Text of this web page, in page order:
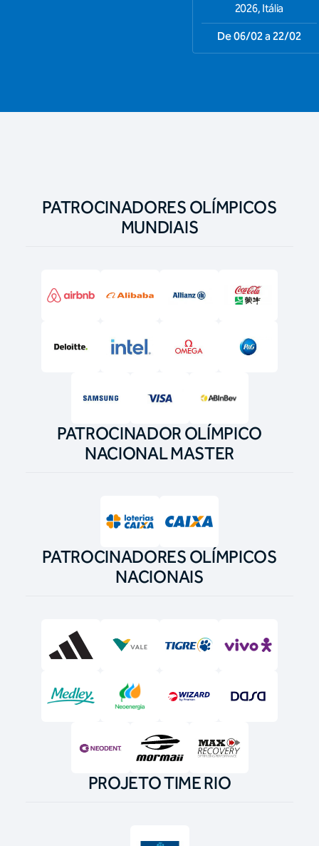
2026, Itália
De 06/02 a 22/02
PATROCINADORES OLÍMPICOS
MUNDIAIS
PATROCINADOR OLÍMPICO
NACIONAL MASTER
PATROCINADORES OLÍMPICOS
NACIONAIS
PROJETO TIME RIO